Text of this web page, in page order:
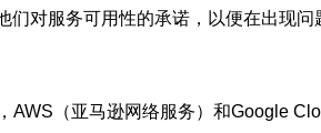
对服务可用性的承诺，以便在出现问
（亚马逊网络服务）和Google